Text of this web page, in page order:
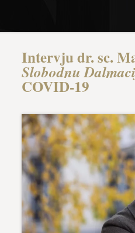
Intervju dr. sc.
Slobodnu
COVID-19